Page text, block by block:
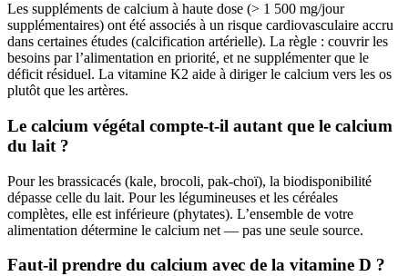
Les suppléments de calcium à haute dose (> 1 500 mg/jour
supplémentaires) ont été associés à un risque cardiovasculaire accru
dans certaines études (calcification artérielle). La règle : couvrir les
besoins par l’alimentation en priorité, et ne supplémenter que le
déficit résiduel. La vitamine K2 aide à diriger le calcium vers les os
plutôt que les artères.
Le calcium végétal compte-t-il autant que le calcium
du lait ?
Pour les brassicacés (kale, brocoli, pak-choï), la biodisponibilité
dépasse celle du lait. Pour les légumineuses et les céréales
complètes, elle est inférieure (phytates). L’ensemble de votre
alimentation détermine le calcium net — pas une seule source.
Faut-il prendre du calcium avec de la vitamine D ?